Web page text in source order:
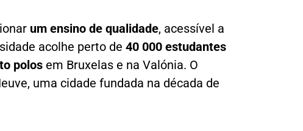
um ensino de qualidade, acessível a
acolhe perto de40 000 estudantes
polos em Bruxelas e na Valónia. O
uma cidade fundada na década de